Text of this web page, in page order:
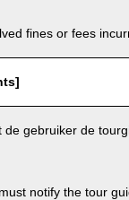
fines or fees
gebruiker de
notify the tour